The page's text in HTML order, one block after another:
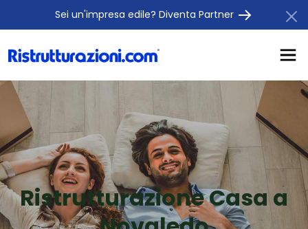
Sei un'impresa edile? Diventa Partner
Ristrutturazione Casa a